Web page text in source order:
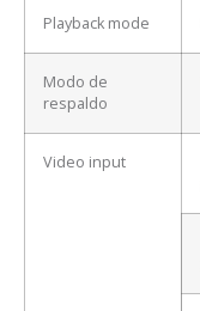
Playback mode
Modo de
respaldo
Video input